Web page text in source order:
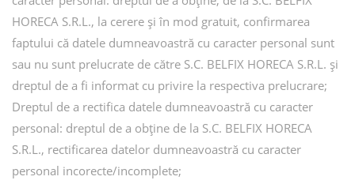
HORECA S.R.L., la cerere și în mod gratuit, confirmarea
faptului că datele dumneavoastră cu caracter personal sunt
sau nu sunt prelucrate de către S.C. BELFIX HORECA S.R.L. și
dreptul de a fi informat cu privire la respectiva prelucrare;
Dreptul de a rectifica datele dumneavoastră cu caracter
personal: dreptul de a obține de la S.C. BELFIX HORECA
S.R.L., rectificarea datelor dumneavoastră cu caracter
personal incorecte/incomplete;